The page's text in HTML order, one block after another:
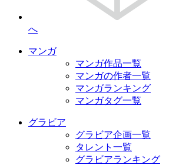
へ
マンガ
マンガ作品一覧
マンガの作者一覧
マンガランキング
マンガタグ一覧
グラビア
グラビア企画一覧
タレント一覧
グラビアランキング